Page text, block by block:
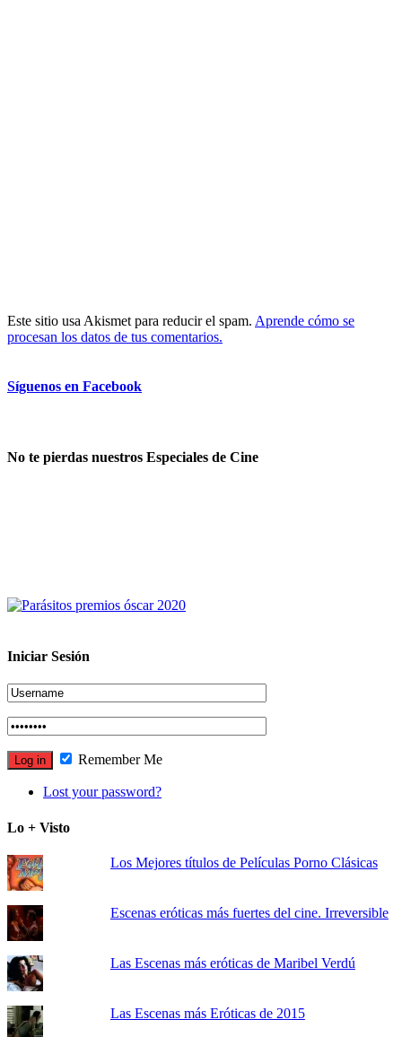
Este sitio usa Akismet para reducir el spam. Aprende cómo se
procesan los datos de tus comentarios.
Síguenos en Facebook
No te pierdas nuestros Especiales de Cine
Iniciar Sesión
Remember Me
Lost your password?
Lo + Visto
Los Mejores títulos de Películas Porno Clásicas
Escenas eróticas más fuertes del cine. Irreversible
Las Escenas más eróticas de Maribel Verdú
Las Escenas más Eróticas de 2015